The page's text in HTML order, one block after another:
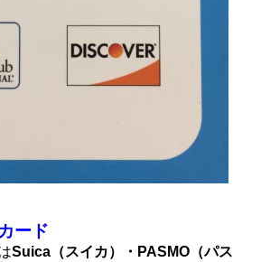
ード
Suica（スイカ）・PASMO（パス